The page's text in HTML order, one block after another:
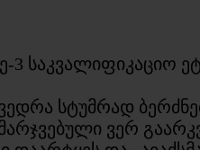
3 საკვალიფიკაციო
სტუმრად
ვერ